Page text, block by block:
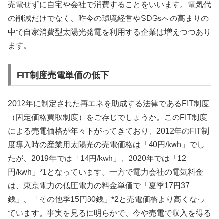
売電せずに自宅や会社で消費することをいいます。電気代
の削減だけでなく、昨今の環境経営やSDGsへの高まりの
中で自家消費型太陽光発電を利用する企業は増えつつあり
ます。
FIT制度売電単価の低下
2012年に制定された再エネを助成する法律であるFIT制度
（固定価格買取制度）をご存じでしょうか。このFIT制度
による売電価格が年々下がってきており、2012年のFIT制
度導入時の産業用太陽光の売電価格は「40円/kwh」でし
たが、2019年では「14円/kwh」、2020年では「12
円/kwh」*1となっています。一方で電力会社の電気料金
は、東京電力の低圧電力の料金単価で「夏季17円37
銭」、「その他季15円80銭」*2と売電価格より高くなっ
ています。事実を見るに明らかで、今や売電で収入を得る